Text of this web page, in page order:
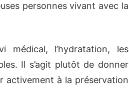
personnes vivant avec la
médical, l’hydratation, les
Il s’agit plutôt de donner
activement à la préservation